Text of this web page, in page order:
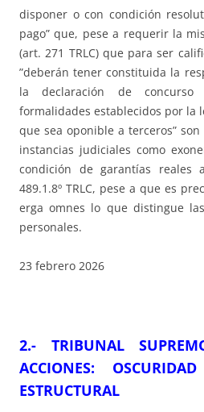
disponer o con condición
pago” que, pese a requerir la
(art. 271 TRLC) que para ser
”deberán tener constituida la
la declaración de
formalidades establecidos por la
que sea oponible a terceros”
instancias judiciales como
condición de garantías
489.1.8º TRLC, pese a que es
erga omnes lo que distingue
personales.
23 febrero 2026
2.- TRIBUNAL
ACCIONES:
ESTRUCTURAL